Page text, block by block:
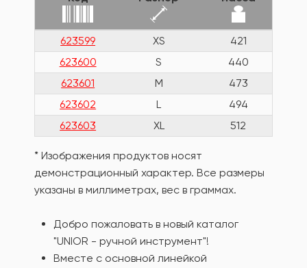
623599 XS
421
623600
S
440
623601
M
473
623602
L
494
623603
XL 512
* Изображения продуктов носят
демонстрационный характер. Все размеры
указаны в миллиметрах, вес в граммах.
Добро пожаловать в новый каталог
"UNIOR - ручной инструмент"!
Вместе с основной линейкой